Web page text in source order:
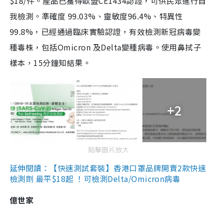
我檢測。準確度 99.03%、靈敏度96.4%、特異性
99.8%，已經通過臨床實驗認證，有效檢測新冠病毒變
種毒株，包括Omicron 及Delta變種病毒。使用鼻拭子
樣本，15分鐘知結果。
+2
點擊圖片放大
延伸閱讀：【快速測試套裝】香港口罩品牌開賣2款快速
檢測劑 最平$18起 ！可檢測Delta/Omicron病毒
億世家